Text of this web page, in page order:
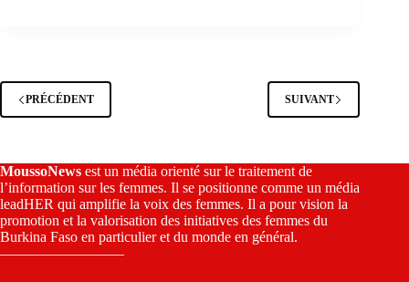
PRÉCÉDENT SUIVANT
MoussoNews est un média orienté sur le traitement de
l’information sur les femmes. Il se positionne comme un média
leadHER qui amplifie la voix des femmes. Il a pour vision la
promotion et la valorisation des initiatives des femmes du
Burkina Faso en particulier et du monde en général.
————————–